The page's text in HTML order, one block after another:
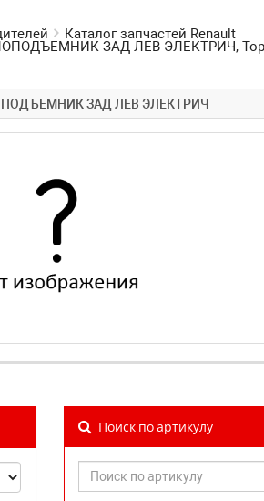
Каталог запчастей Renault
ЗАД ЛЕВ ЭЛЕКТРИЧ,
ЗАД ЛЕВ ЭЛЕКТРИЧ
Поиск по артикулу